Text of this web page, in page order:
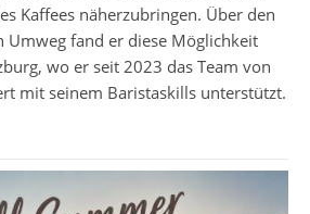
Kaffees näherzubringen. Über den
Umweg fand er diese Möglichkeit
wo er seit 2023 das Team von
mit seinem Baristaskills unterstützt.